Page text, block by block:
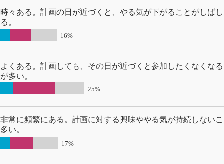
時々ある。計画の日が近づくと、やる気が下がることがしば
る。
16%
よくある。計画しても、その日が近づくと参加したくなくなる
が多い。
25%
非常に頻繁にある。計画に対する興味ややる気が持続しない
多い。
17%